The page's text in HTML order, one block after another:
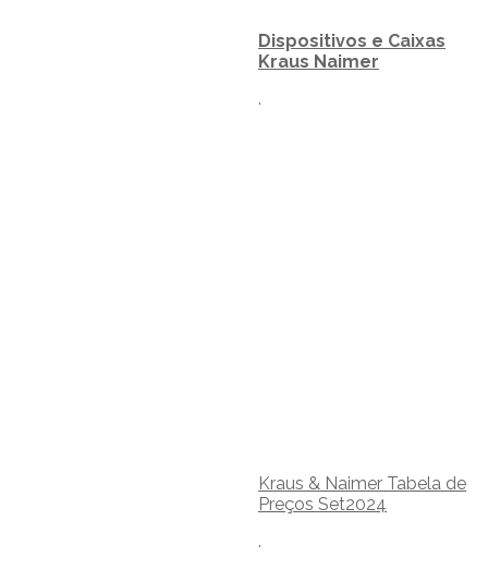
Dispositivos e Caixas
Kraus Naimer
.
Kraus & Naimer Tabela de
Preços Set2024
.